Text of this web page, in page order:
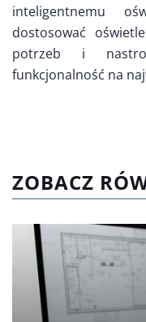
inteligentnemu
dostosować
potrzeb i
funkcjonalność na
ZOBACZ